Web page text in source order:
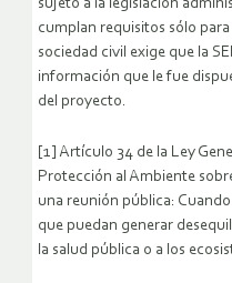
sujeto a la legislación
cumplan requisitos sólo
sociedad civil exige que la
información que le fue
del proyecto.
[1] Artículo 34 de la Ley
Protección al Ambiente
una reunión pública:
que puedan generar
la salud pública o a los